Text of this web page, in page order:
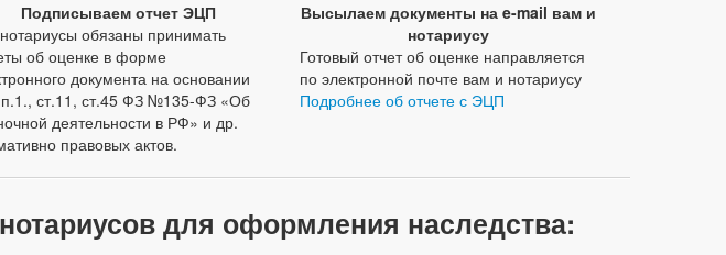
Подписываем отчет ЭЦП
обязаны принимать
об оценке в форме
документа на основании
п.1., ст.11, ст.45 ФЗ №135-ФЗ «Об
деятельности в РФ» и др.
правовых актов.
Высылаем документы на e-mail вам и
нотариусу
Готовый отчет об оценке направляется
по электронной почте вам и нотариусу
Подробнее об отчете с ЭЦП
для оформления наследства: